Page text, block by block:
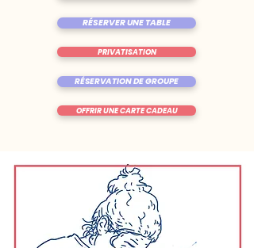
RÉSERVER UNE TABLE
OFFRIR UNE CARTE CADEAU
RÉSERVATION DE GROUPE
PRIVATISATION